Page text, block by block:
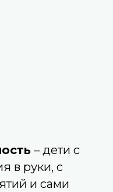
– дети с
в руки, с
и сами